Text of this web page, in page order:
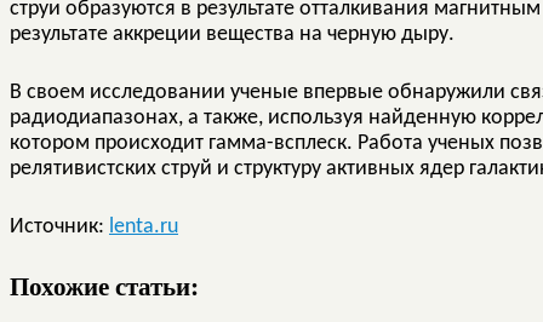
струи образуются в результате отталкивания
результате аккреции вещества на черную дыру.
В своем исследовании ученые впервые обнаружили
радиодиапазонах, а также, используя найденную
котором происходит гамма-всплеск. Работа ученых
релятивистских струй и структуру активных ядер
Источник: lenta.ru
Похожие статьи: